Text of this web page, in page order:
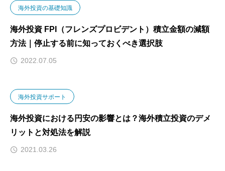
海外投資の基礎知識
海外投資 FPI（フレンズプロビデント）積立金額の減額
方法｜停止する前に知っておくべき選択肢
2022.07.05
海外投資サポート
海外投資における円安の影響とは？海外積立投資のデメ
リットと対処法を解説
2021.03.26